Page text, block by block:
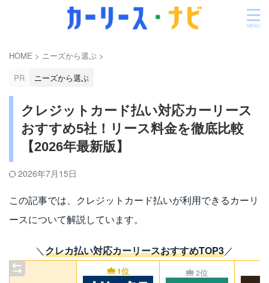
HOME > ニーズから選ぶ >
PR
ニーズから選ぶ
クレジットカード払い対応カーリース
おすすめ5社！リース料金を徹底比較
【2026年最新版】
2026年7月15日
この記事では、クレジットカード払いが利用できるカーリ
ースについて解説しています。
＼クレカ払い対応カーリースおすすめTOP3／
1位 2位